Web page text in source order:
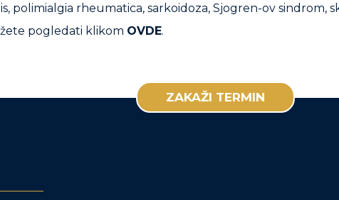
polimialgia rheumatica, sarkoidoza, Sjogren-ov sindrom,
pogledati klikom OVDE.
ZAKAŽI TERMIN